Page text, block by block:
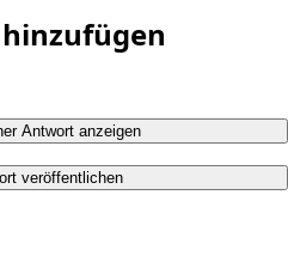
Antwort anzeigen
veröffentlichen